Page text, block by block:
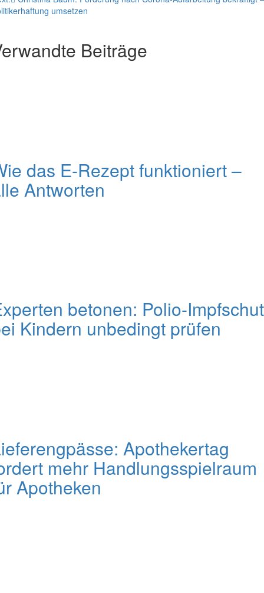
umsetzen
Beiträge
das E-Rezept funktioniert –
Antworten
betonen: Polio-
Kindern unbedingt prüfen
Apothekertag
mehr Handlungsspielraum
Apotheken